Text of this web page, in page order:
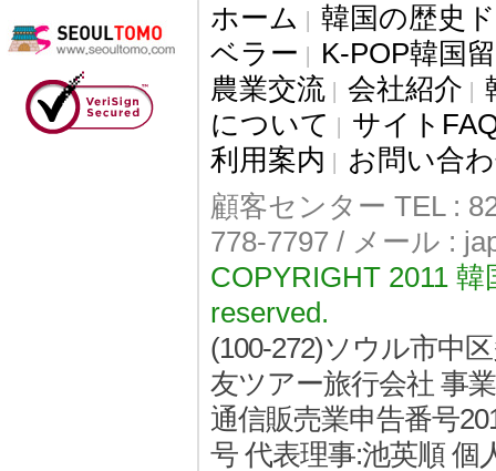
ホーム | 韓国の歴史
ベラー | K-POP韓国
農業交流 | 会社紹介 |
について | サイト
利用案内 | お問い合
顧客センター TEL :
778-7797 / メール :
COPYRIGHT 2011
reserved.
(100-272)ソウル市中
友ツアー旅行会社 事
通信販売業申告番号
号 代表理事:池英順 個